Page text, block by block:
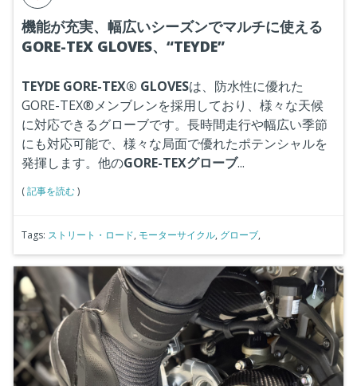
機能が充実、幅広いシーズンでマルチに使える
GORE-TEX GLOVES、“TEYDE”
TEYDE GORE-TEX® GLOVESは、防水性に優れた
GORE-TEX®メンブレンを採用しており、様々な天候
に対応できるグローブです。長時間走行や幅広い季節
にも対応可能で、様々な局面で優れたポテンシャルを
発揮します。他のGORE-TEXグローブ...
(記事を読む)
Tags: ストリート・ロード, モーターサイクル, グローブ,